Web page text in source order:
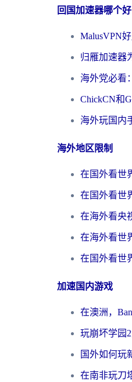
回国加速器哪个好
海外地区限制
加速国内游戏